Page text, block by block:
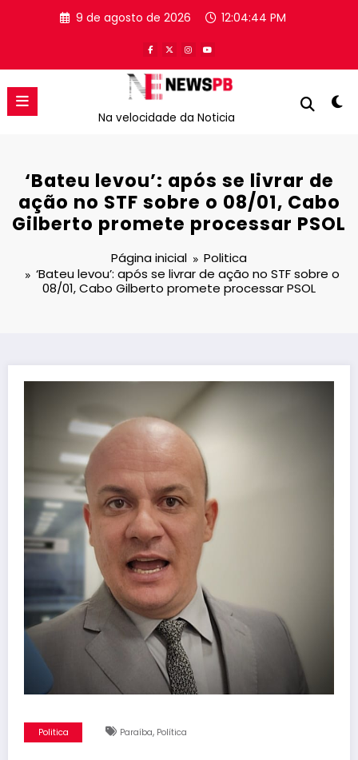
9 de agosto de 2026 12:04:45 PM
Na velocidade da Noticia
‘Bateu levou’: após se livrar de
ação no STF sobre o 08/01, Cabo
Gilberto promete processar PSOL
Página inicial
Politica
‘Bateu levou’: após se livrar de ação no STF sobre o
08/01, Cabo Gilberto promete processar PSOL
Politica Paraíba, Política